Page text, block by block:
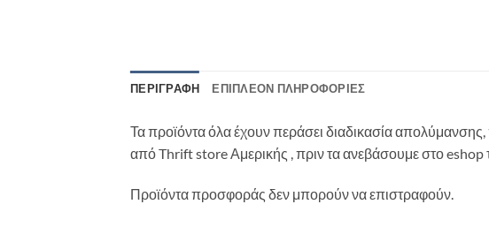
ΠΕΡΙΓΡΑΦΉ ΕΠΙΠΛΈΟΝ ΠΛΗΡΟΦΟΡΊΕΣ
Τα προϊόντα όλα έχουν περάσει διαδικασία απολύμανσης,
από Thrift store Αμερικής , πριν τα ανεβάσουμε στο eshop
Προϊόντα προσφοράς δεν μπορούν να επιστραφούν.